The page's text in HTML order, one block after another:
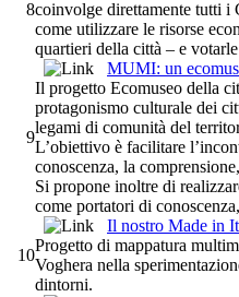
8coinvolge direttamente tutti i
come utilizzare le risorse
quartieri della città – e
9
MUMI: un
Il progetto Ecomuseo della
protagonismo culturale dei
legami di comunità del
L’obiettivo è facilitare
conoscenza, la
Si propone inoltre di
come portatori di
10
Il nostro Made in
Progetto di mappatura
Voghera nella
dintorni.